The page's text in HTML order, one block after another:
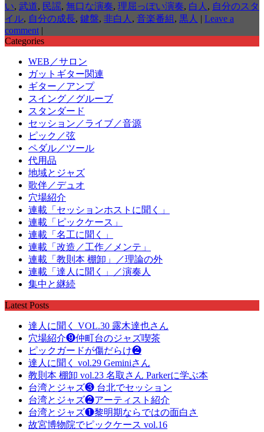
い, 武道, 民謡, 無口な演奏, 理屈っぽい演奏, 白人 , 自分のスタ
イル, 自分の成長, 鍵盤, 非白人 , 音楽番組 , 黒人 | Leave a
comment |
Categories
WEB／サロン
ガットギター関連
ギター／アンプ
スイング／グルーブ
スタンダード
セッション／ライブ／音源
ピック／弦
ペダル／ツール
代用品
地域とジャズ
歌伴／デュオ
穴場紹介
連載「セッションホストに聞く」
連載「ピックケース」
連載「名工に聞く」
連載「改造／工作／メンテ」
連載「教則本 棚卸」／理論の外
連載「達人に聞く」／演奏人
集中と継続
Latest Posts
達人に聞く VOL.30 露木達也さん
穴場紹介❾仲町台のジャズ喫茶
ピックガードが傷だらけ❷
達人に聞く vol.29 Geminiさん
教則本 棚卸 vol.23 名取さん Parkerに学ぶ本
台湾とジャズ❸ 台北でセッション
台湾とジャズ❷アーティスト紹介
台湾とジャズ❶黎明期ならではの面白さ
故宮博物院でピックケース vol.16